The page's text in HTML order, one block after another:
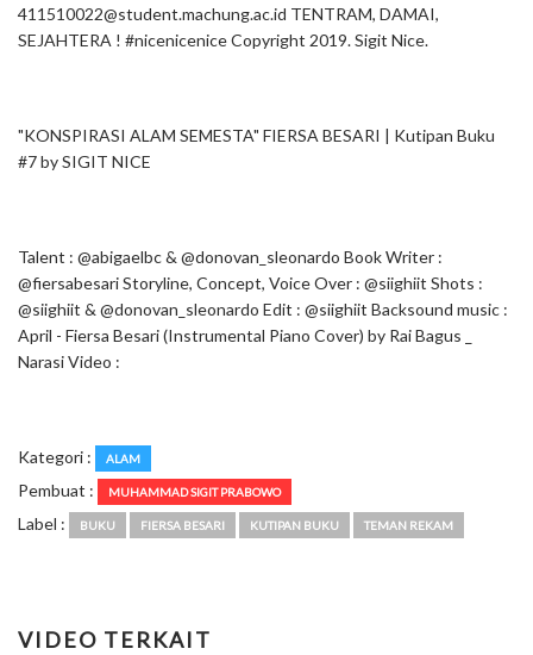
411510022@student.machung.ac.id TENTRAM, DAMAI,
SEJAHTERA ! #nicenicenice Copyright 2019. Sigit Nice.
"KONSPIRASI ALAM SEMESTA" FIERSA BESARI | Kutipan Buku
#7 by SIGIT NICE
Talent : @abigaelbc & @donovan_sleonardo Book Writer :
@fiersabesari Storyline, Concept, Voice Over : @siighiit Shots :
@siighiit & @donovan_sleonardo Edit : @siighiit Backsound music :
April - Fiersa Besari (Instrumental Piano Cover) by Rai Bagus _
Narasi Video :
Kategori : ALAM
Pembuat : MUHAMMAD SIGIT PRABOWO
Label : BUKU FIERSA BESARI KUTIPAN BUKU TEMAN REKAM
VIDEO TERKAIT